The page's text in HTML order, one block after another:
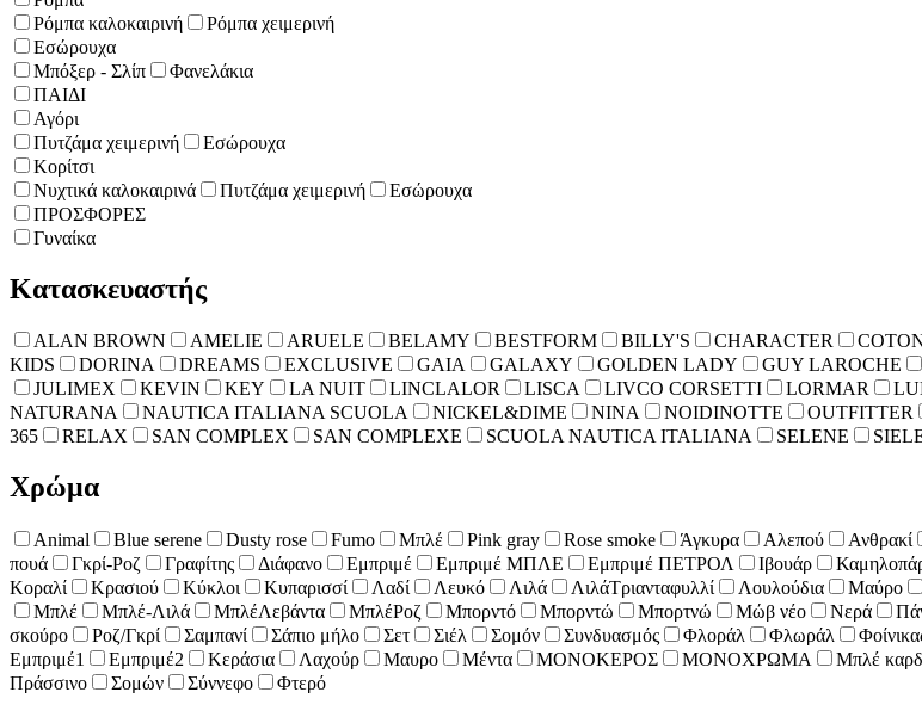
Ρόμπα καλοκαιρινή
Ρόμπα χειμερινή
Εσώρουχα
Μπόξερ - Σλίπ
Φανελάκια
ΠΑΙΔΙ
Αγόρι
Πυτζάμα χειμερινή
Εσώρουχα
Κορίτσι
Νυχτικά καλοκαιρινά
Πυτζάμα χειμερινή
Εσώρουχα
ΠΡΟΣΦΟΡΕΣ
Γυναίκα
Κατασκευαστής
ALAN BROWN AMELIE ARUELE BELAMY BESTFORM BILLY'S CHARACTER
KIDS
DORINA DREAMS EXCLUSIVE GAIA GALAXY GOLDEN LADY GUY LAROCHE
JULIMEX
KEVIN KEY LA NUIT LINCLALOR LISCA LIVCO CORSETTI LORMAR
NATURANA
NAUTICA ITALIANA SCUOLA NICKEL&DIME NINA NOIDINOTTE OUTFITTER
365
RELAX SAN COMPLEX SAN COMPLEXE SCUOLA NAUTICA ITALIANA SELENE
Χρώμα
Animal Blue serene Dusty rose Fumo Mπλέ Pink gray Rose smoke Άγκυρα Αλεπού Ανθρακί
πουά
Γκρί-Ροζ Γραφίτης Διάφανο Εμπριμέ Εμπριμέ ΜΠΛΕ Εμπριμέ ΠΕΤΡΟΛ Ιβουάρ
Κοραλί
Κρασιού Κύκλοι Κυπαρισσί Λαδί Λευκό Λιλά ΛιλάΤριανταφυλλί Λουλούδια Μαύρο
Μπλέ
Μπλέ-Λιλά ΜπλέΛεβάντα ΜπλέΡοζ Μπορντό Μπορντώ Μπορτνώ Μώβ νέο Νερά
σκούρο
Ροζ/Γκρί Σαμπανί Σάπιο μήλο Σετ Σιέλ Σομόν Συνδυασμός Φλοράλ Φλωράλ
Εμπριμέ1
Εμπριμέ2 Κεράσια Λαχούρ Μαυρο Μέντα ΜΟΝΟΚΕΡΟΣ ΜΟΝΟΧΡΩΜΑ Μπλέ
Πράσσινο
Σομών Σύννεφο Φτερό